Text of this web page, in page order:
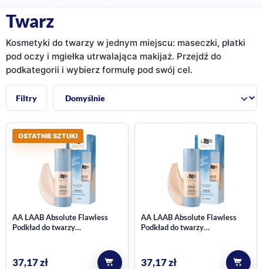
Twarz
Kosmetyki do twarzy w jednym miejscu: maseczki, płatki
pod oczy i mgiełka utrwalająca makijaż. Przejdź do
podkategorii i wybierz formułę pod swój cel.
Filtry
Sortuj:
OSTATNIE SZTUKI
AA LAAB Absolute Flawless
Podkład do twarzy
37,17zł
AA LAAB Absolute Flawless
Podkład do twarzy
37,17zł